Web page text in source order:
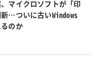
マイクロソフトが「印
…ついに古いWindows
のか